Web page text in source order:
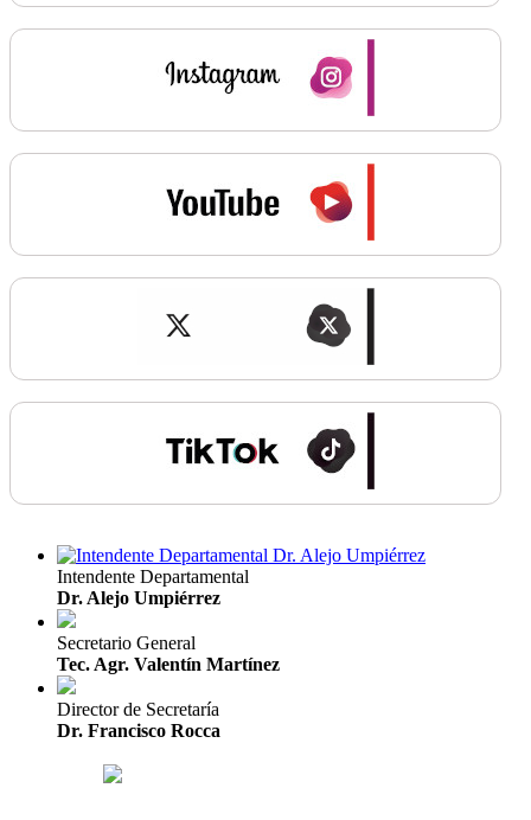
Intendente Departamental
Dr. Alejo Umpiérrez
Secretario General
Tec. Agr. Valentín Martínez
Director de Secretaría
Dr. Francisco Rocca